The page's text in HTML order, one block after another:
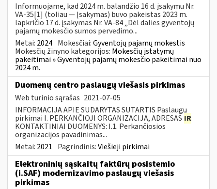
Informuojame, kad 2024 m. balandžio 16 d. įsakymu Nr.
VA-35[1] (toliau — Įsakymas) buvo pakeistas 2023 m.
lapkričio 17 d. įsakymas Nr. VA-84 „Dėl dalies gyventojų
pajamų mokesčio sumos pervedimo...
Metai: 2024 Mokesčiai:Gyventojų pajamų mokestis
Mokesčių žinyno kategorijos: Mokesčių įstatymų
pakeitimai » Gyventojų pajamų mokesčio pakeitimai nuo
2024 m.
Duomenų centro paslaugų viešasis pirkimas
Web turinio sąrašas 2021-07-05
INFORMACIJA APIE SUDARYTAS SUTARTIS Paslaugų
pirkimai I. PERKANČIOJI ORGANIZACIJA, ADRESAS IR
KONTAKTINIAI DUOMENYS: I.1. Perkančiosios
organizacijos pavadinimas...
Metai: 2021 Pagrindinis:Viešieji pirkimai
Elektroninių sąskaitų faktūrų posistemio
(i.SAF) modernizavimo paslaugų viešasis
pirkimas